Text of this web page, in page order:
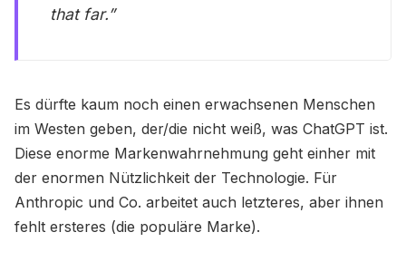
that far.”
Es dürfte kaum noch einen erwachsenen Menschen
im Westen geben, der/die nicht weiß, was ChatGPT ist.
Diese enorme Markenwahrnehmung geht einher mit
der enormen Nützlichkeit der Technologie. Für
Anthropic und Co. arbeitet auch letzteres, aber ihnen
fehlt ersteres (die populäre Marke).